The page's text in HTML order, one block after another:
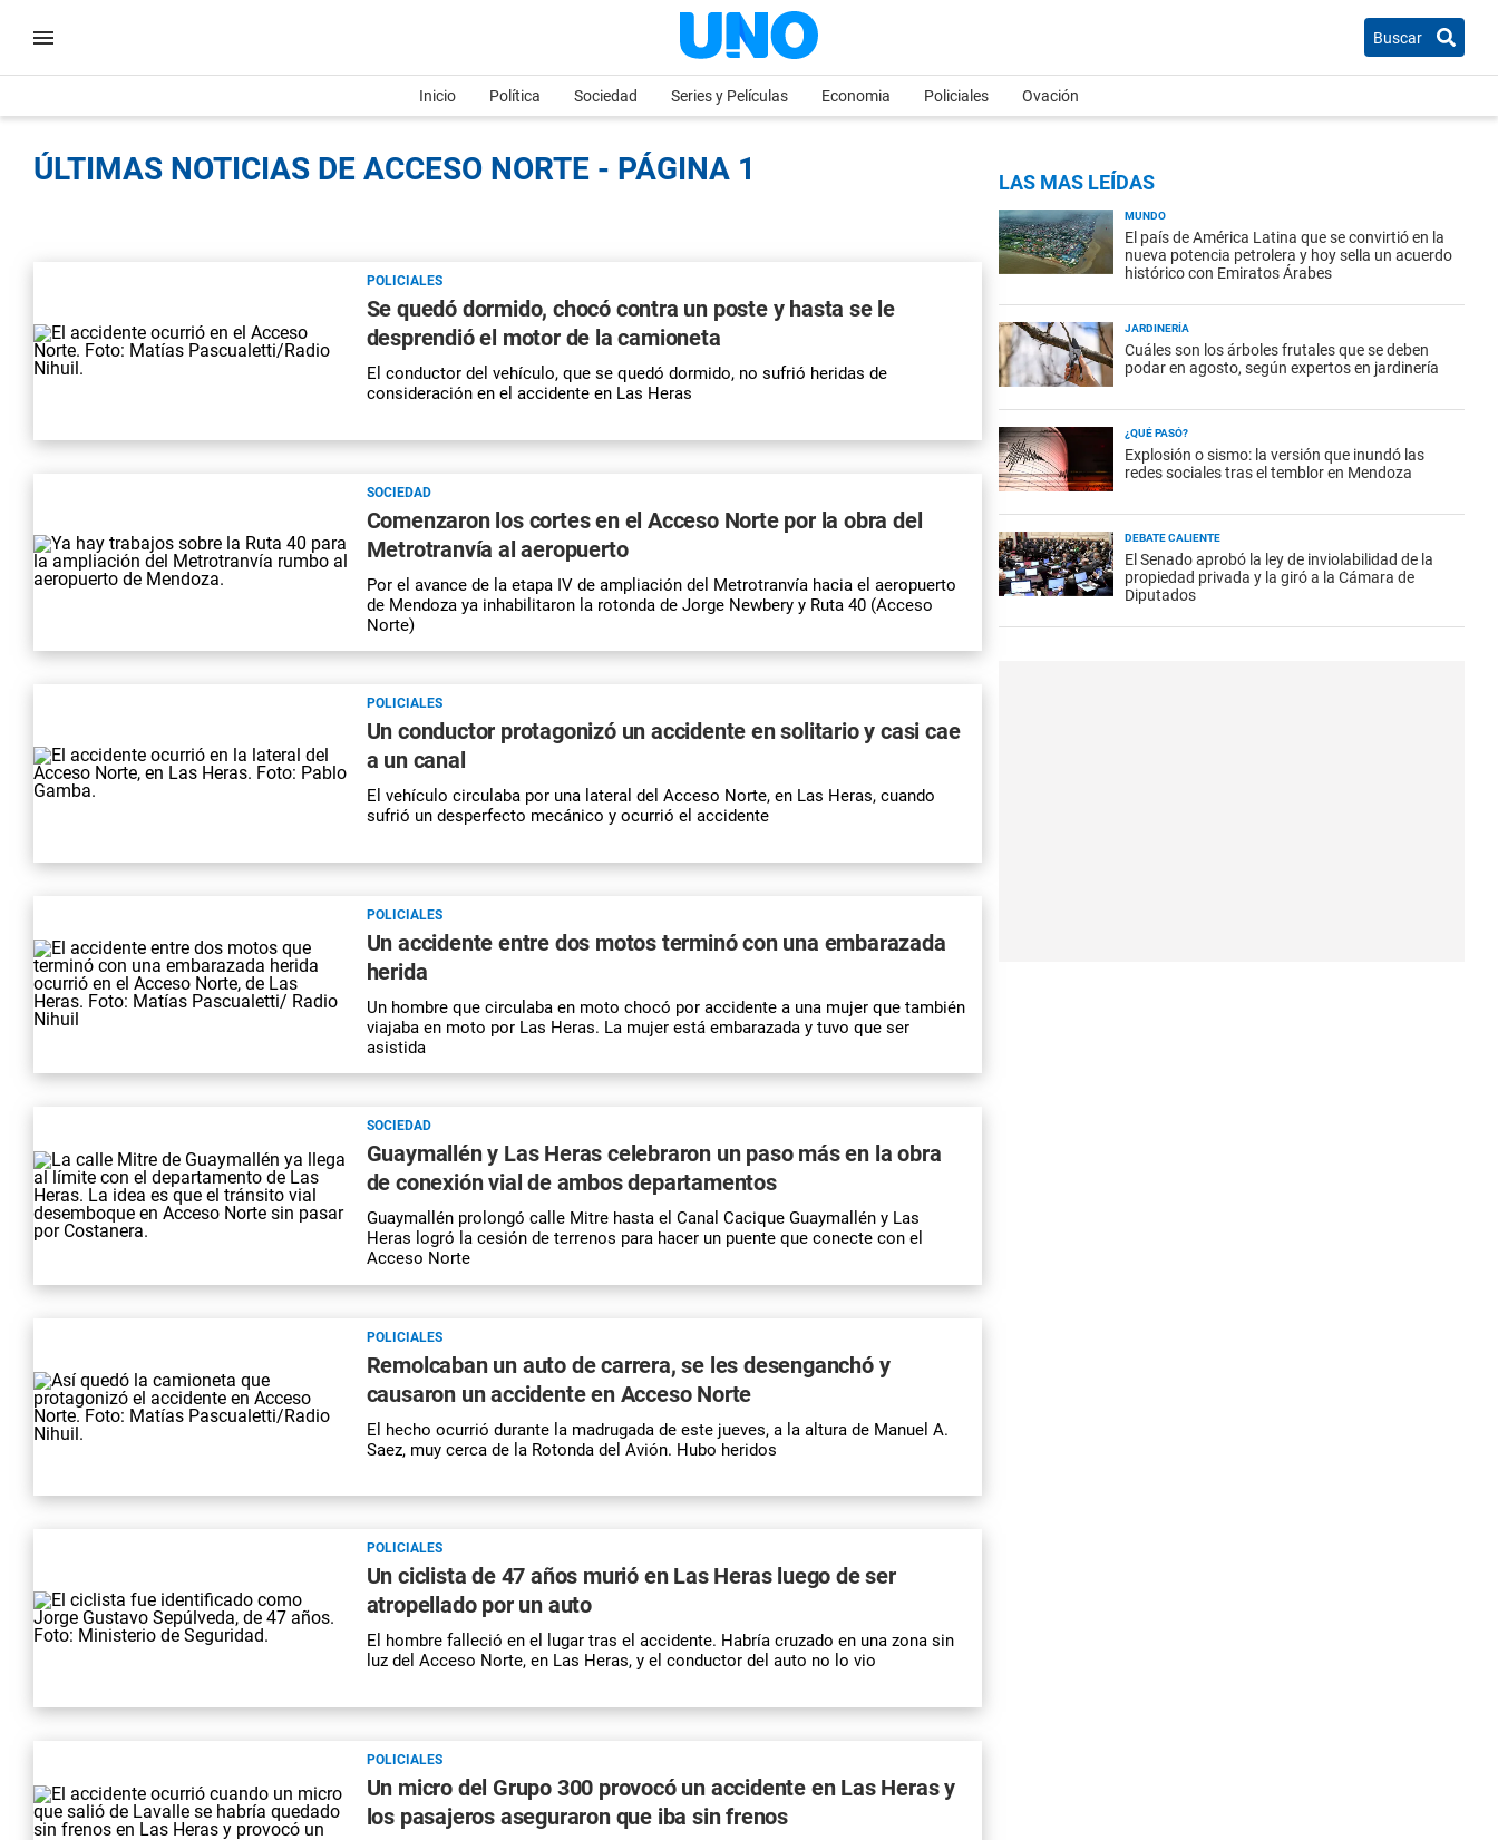
Buscar
Inicio Política Sociedad Series y Películas Economia Policiales Ovación
ÚLTIMAS NOTICIAS DE ACCESO NORTE - PÁGINA 1
POLICIALES
Se quedó dormido, chocó contra un poste y hasta se le
desprendió el motor de la camioneta
El conductor del vehículo, que se quedó dormido, no sufrió heridas de
consideración en el accidente en Las Heras
SOCIEDAD
Comenzaron los cortes en el Acceso Norte por la obra del
Metrotranvía al aeropuerto
Por el avance de la etapa IV de ampliación del Metrotranvía hacia el aeropuerto
de Mendoza ya inhabilitaron la rotonda de Jorge Newbery y Ruta 40 (Acceso
Norte)
POLICIALES
Un conductor protagonizó un accidente en solitario y casi cae
a un canal
El vehículo circulaba por una lateral del Acceso Norte, en Las Heras, cuando
sufrió un desperfecto mecánico y ocurrió el accidente
POLICIALES
Un accidente entre dos motos terminó con una embarazada
herida
Un hombre que circulaba en moto chocó por accidente a una mujer que también
viajaba en moto por Las Heras. La mujer está embarazada y tuvo que ser
asistida
SOCIEDAD
Guaymallén y Las Heras celebraron un paso más en la obra
de conexión vial de ambos departamentos
Guaymallén prolongó calle Mitre hasta el Canal Cacique Guaymallén y Las
Heras logró la cesión de terrenos para hacer un puente que conecte con el
Acceso Norte
POLICIALES
Remolcaban un auto de carrera, se les desenganchó y
causaron un accidente en Acceso Norte
El hecho ocurrió durante la madrugada de este jueves, a la altura de Manuel A.
Saez, muy cerca de la Rotonda del Avión. Hubo heridos
POLICIALES
Un ciclista de 47 años murió en Las Heras luego de ser
atropellado por un auto
El hombre falleció en el lugar tras el accidente. Habría cruzado en una zona sin
luz del Acceso Norte, en Las Heras, y el conductor del auto no lo vio
POLICIALES
Un micro del Grupo 300 provocó un accidente en Las Heras y
los pasajeros aseguraron que iba sin frenos
LAS MAS LEÍDAS
MUNDO
El país de América Latina que se convirtió en la
nueva potencia petrolera y hoy sella un acuerdo
histórico con Emiratos Árabes
JARDINERÍA
Cuáles son los árboles frutales que se deben
podar en agosto, según expertos en jardinería
¿QUÉ PASÓ?
Explosión o sismo: la versión que inundó las
redes sociales tras el temblor en Mendoza
DEBATE CALIENTE
El Senado aprobó la ley de inviolabilidad de la
propiedad privada y la giró a la Cámara de
Diputados